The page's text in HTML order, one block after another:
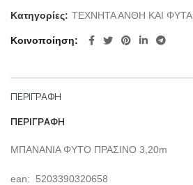
Κατηγορίες: ΤΕΧΝΗΤΑ ΑΝΘΗ ΚΑΙ ΦΥΤΑ
Κοινοποίηση
ΠΕΡΙΓΡΑΦΉ
ΠΕΡΙΓΡΑΦΉ
ΜΠΑΝΑΝΙΑ ΦΥΤΟ ΠΡΑΣΙΝΟ 3,20m
ean: 5203390320658